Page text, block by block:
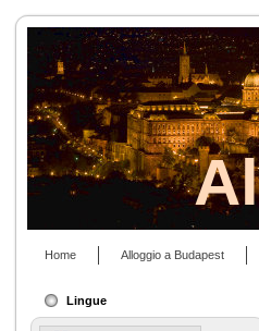
Home Alloggio a Budapest
Lingue